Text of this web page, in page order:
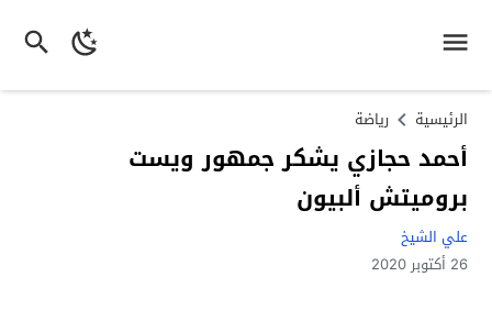
الرئيسية رياضة
أحمد حجازي يشكر جمهور ويست
بروميتش ألبيون
علي الشيخ
26 أكتوبر 2020